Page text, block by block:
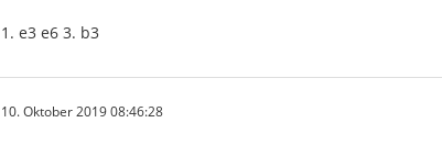
1. e3 e6 3. b3
10. Oktober 2019 08:46:28